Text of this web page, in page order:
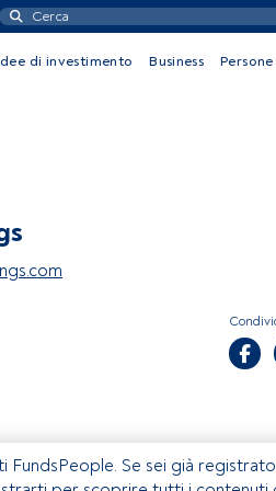
di investimento Business Persone
Se sei già